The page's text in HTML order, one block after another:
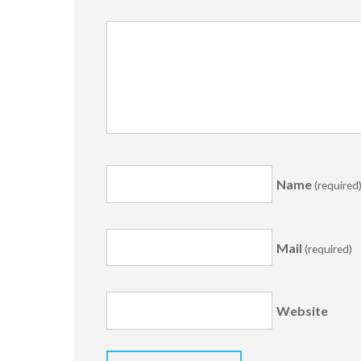
Name
Mail(required)
Website